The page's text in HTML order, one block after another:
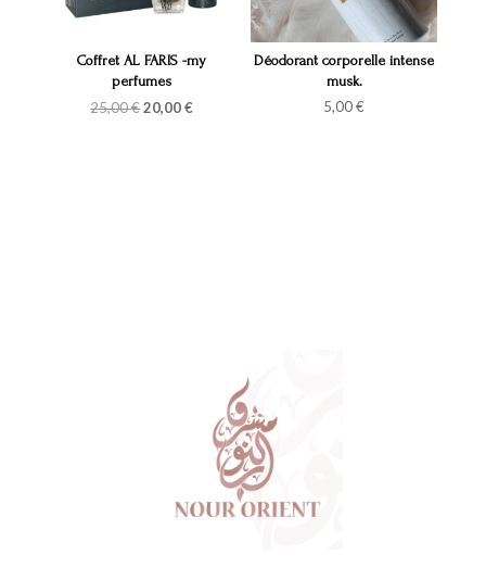
Coffret AL FARIS -my
perfumes
25,00€Le
20,00€
Déodorant corporelle intense
musk.
5,00€